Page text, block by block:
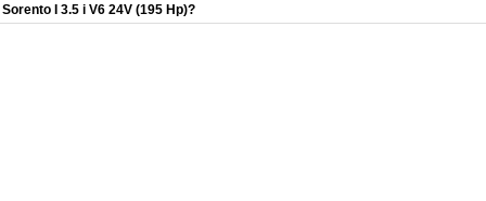
Sorento I 3.5 i V6 24V (195 Hp)?